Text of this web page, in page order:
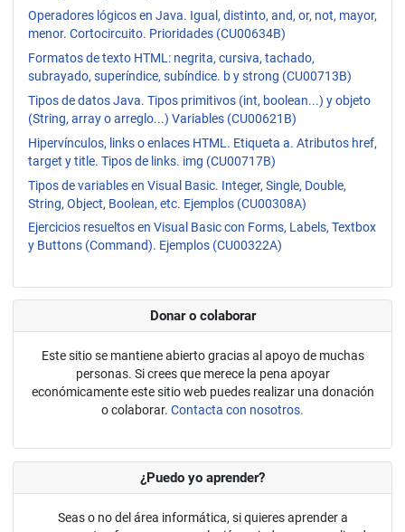
Operadores lógicos en Java. Igual, distinto, and, or, not, mayor,
menor. Cortocircuito. Prioridades (CU00634B)
Formatos de texto HTML: negrita, cursiva, tachado,
subrayado, superíndice, subíndice. b y strong (CU00713B)
Tipos de datos Java. Tipos primitivos (int, boolean...) y objeto
(String, array o arreglo...) Variables (CU00621B)
Hipervínculos, links o enlaces HTML. Etiqueta a. Atributos href,
target y title. Tipos de links. img (CU00717B)
Tipos de variables en Visual Basic. Integer, Single, Double,
String, Object, Boolean, etc. Ejemplos (CU00308A)
Ejercicios resueltos en Visual Basic con Forms, Labels, Textbox
y Buttons (Command). Ejemplos (CU00322A)
Donar o colaborar
Este sitio se mantiene abierto gracias al apoyo de muchas
personas. Si crees que merece la pena apoyar
económicamente este sitio web puedes realizar una donación
o colaborar. Contacta con nosotros.
¿Puedo yo aprender?
Seas o no del área informática, si quieres aprender a